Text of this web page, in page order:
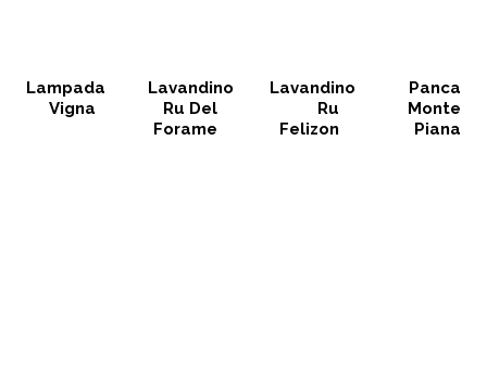
Lampada
Vigna
Lavandino
Ru Del
Forame
Lavandino
Ru
Felizon
Panca
Monte
Piana